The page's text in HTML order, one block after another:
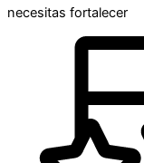
necesitas fortalecer